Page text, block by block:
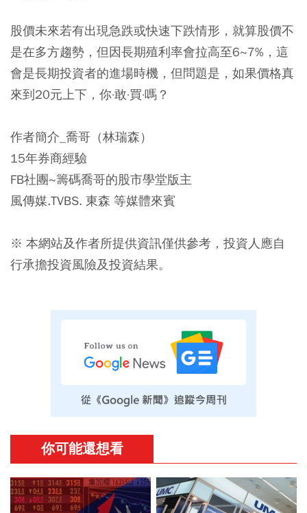
股價未來若有出現急跌或快速下跌情形，就算股價不
是在多方趨勢，但因長期殖利率會拉高至6~7%，這
會是長期投資者的進場時機，但問題是，如果價格真
來到20元上下，你·敢·買·嗎？
作者簡介_喬哥（林瑞森）
15年券商經驗
FB社團~籌碼喬哥的股市學堂版主
風傳媒.TVBS. 東森 等媒體來賓
※ 本網站及作者所提供資訊僅供參考，投資人應自
行承擔投資風險及投資結果。